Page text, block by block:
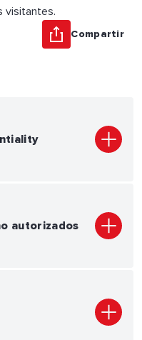
visitantes.
Compartir
autorizados